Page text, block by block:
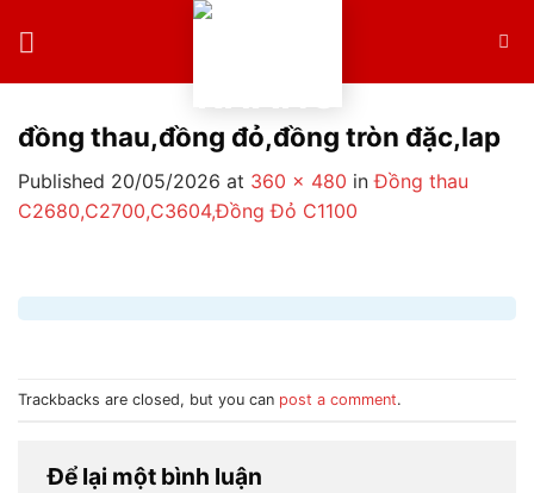
đồng thau,đồng đỏ,đồng tròn đặc,lap
Published 20/05/2026 at 360 × 480 inĐồng thau
C2680,C2700,C3604,Đồng Đỏ C1100
Trackbacks are closed, but you can post a comment.
Để lại một bình luận